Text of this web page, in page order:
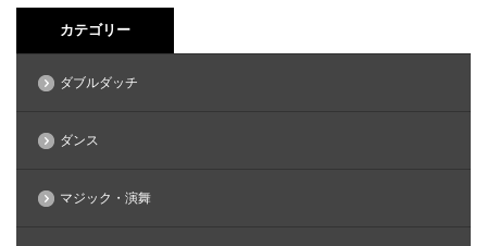
カテゴリー
ダブルダッチ
ダンス
マジック・演舞